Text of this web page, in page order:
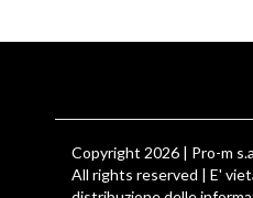
Copyright 2026 | Pro-m
All rights reserved | E'